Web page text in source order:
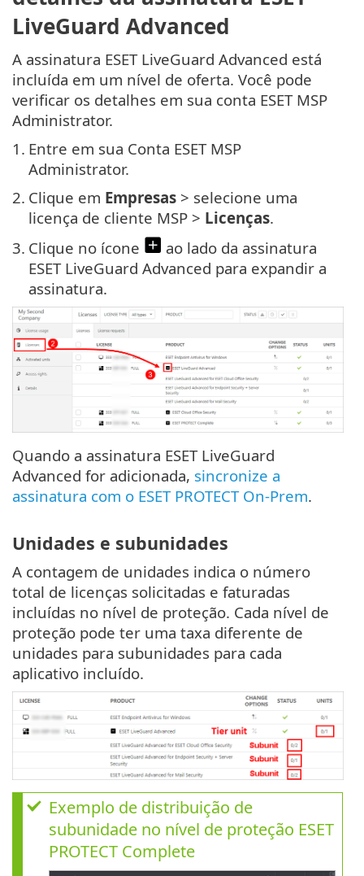
LiveGuard Advanced
A assinatura ESET LiveGuard Advanced está
incluída em um nível de oferta. Você pode
verificar os detalhes em sua conta ESET MSP
Administrator.
1. Entre em sua Conta ESET MSP
Administrator.
2. Clique em Empresas > selecione uma
licença de cliente MSP > Licenças.
3. Clique no ícone
ao lado da assinatura
ESET LiveGuard Advanced para expandir a
assinatura.
Quando a assinatura ESET LiveGuard
Advanced for adicionada, sincronize a
assinatura com o ESET PROTECT On-Prem.
Unidades e subunidades
A contagem de unidades indica o número
total de licenças solicitadas e faturadas
incluídas no nível de proteção. Cada nível de
proteção pode ter uma taxa diferente de
unidades para subunidades para cada
aplicativo incluído.
Exemplo de distribuição de
subunidade no nível de proteção ESET
PROTECT Complete